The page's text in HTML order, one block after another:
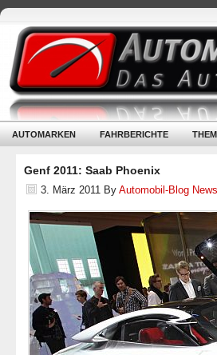
AUTOMARKEN FAHRBERICHTE
Genf 2011: Saab Phoenix
3. März 2011 By Automobil-Blog